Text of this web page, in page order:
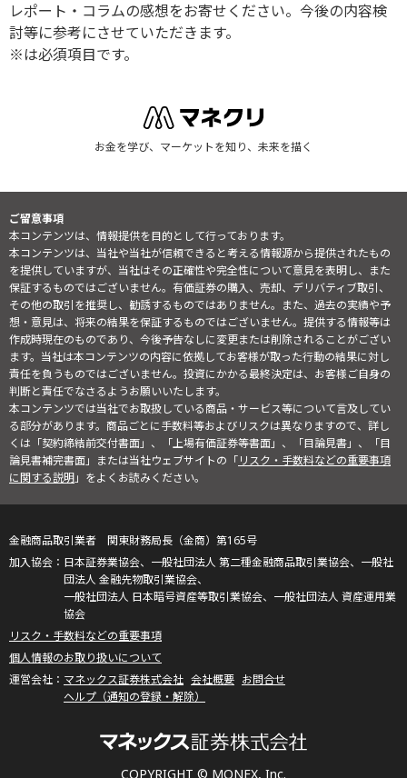
レポート・コラムの感想をお寄せください。今後の内容検
討等に参考にさせていただきます。
※は必須項目です。
お金を学び、マーケットを知り、未来を描く
ご留意事項
本コンテンツは、情報提供を目的として行っております。
本コンテンツは、当社や当社が信頼できると考える情報源から提供されたもの
を提供していますが、当社はその正確性や完全性について意見を表明し、また
保証するものではございません。有価証券の購入、売却、デリバティブ取引、
その他の取引を推奨し、勧誘するものではありません。また、過去の実績や予
想・意見は、将来の結果を保証するものではございません。提供する情報等は
作成時現在のものであり、今後予告なしに変更または削除されることがござい
ます。当社は本コンテンツの内容に依拠してお客様が取った行動の結果に対し
責任を負うものではございません。投資にかかる最終決定は、お客様ご自身の
判断と責任でなさるようお願いいたします。
本コンテンツでは当社でお取扱している商品・サービス等について言及してい
る部分があります。商品ごとに手数料等およびリスクは異なりますので、詳し
くは「契約締結前交付書面」、「上場有価証券等書面」、「目論見書」、「目
論見書補完書面」または当社ウェブサイトの「リスク・手数料などの重要事項
に関する説明」をよくお読みください。
COPYRIGHT © MONEX, Inc.
金融商品取引業者 関東財務局長（金商）第165号
日本証券業協会、一般社団法人 第二種金融商品取引業協会、一般社
団法人 金融先物取引業協会、
一般社団法人 日本暗号資産等取引業協会、一般社団法人 資産運用業
協会
リスク・手数料などの重要事項
個人情報のお取り扱いについて
マネックス証券株式会社 会社概要 お問合せ
ヘルプ（通知の登録・解除）